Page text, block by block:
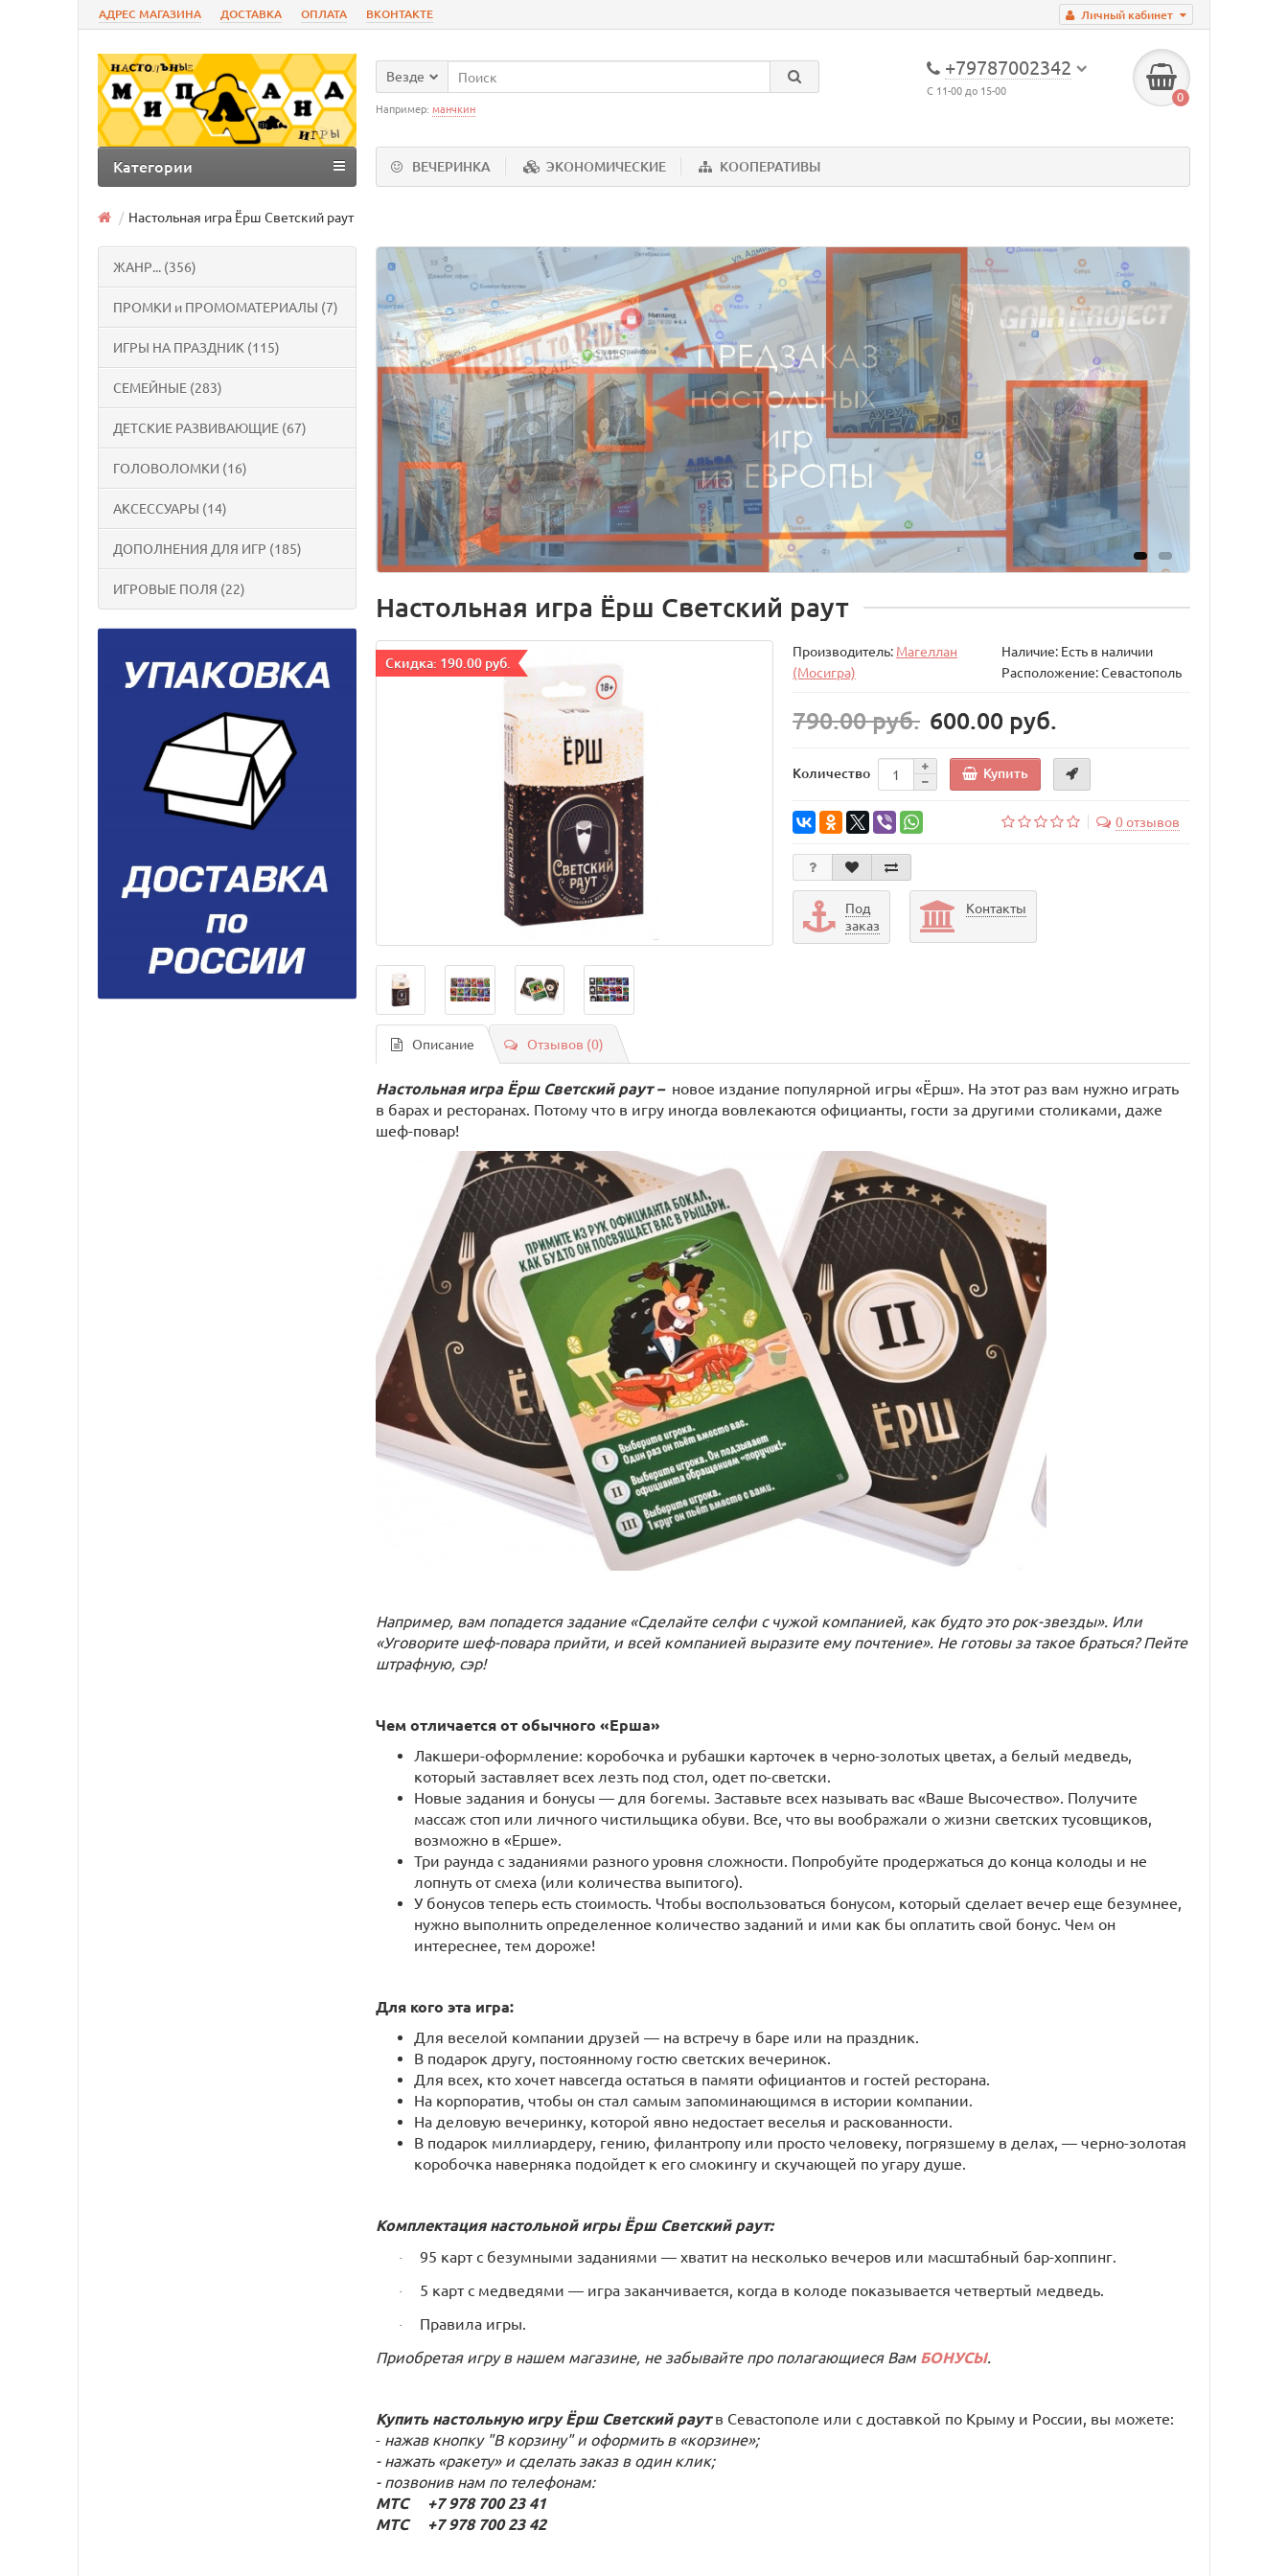
Личный кабинет
АДРЕС МАГАЗИНА ДОСТАВКА ОПЛАТА ВКОНТАКТЕ
+79787002342
С 11-00 до 15-00 0
Везде
Например: манчкин
ВЕЧЕРИНКА ЭКОНОМИЧЕСКИЕ КООПЕРАТИВЫ
Категории
Настольная игра Ёрш Светский раут
ЖАНР... (356)
ПРОМКИ и ПРОМОМАТЕРИАЛЫ (7)
ИГРЫ НА ПРАЗДНИК (115)
СЕМЕЙНЫЕ (283)
ДЕТСКИЕ РАЗВИВАЮЩИЕ (67)
ГОЛОВОЛОМКИ (16)
АКСЕССУАРЫ (14)
ДОПОЛНЕНИЯ ДЛЯ ИГР (185)
ИГРОВЫЕ ПОЛЯ (22)
Настольная игра Ёрш Светский раут
Cкидка: 190.00 руб.
Производитель: Магеллан
(Мосигра)
Наличие: Есть в наличии
Расположение: Севастополь
790.00 руб. 600.00 руб.
Количество Купить
0 отзывов
Под
заказ
Контакты
Описание Отзывов (0)
Настольная игра Ёрш Светский раут – новое издание популярной игры «Ёрш». На этот раз вам нужно играть
в барах и ресторанах. Потому что в игру иногда вовлекаются официанты, гости за другими столиками, даже
шеф-повар!
Например, вам попадется задание «Сделайте селфи с чужой компанией, как будто это рок-звезды». Или
«Уговорите шеф-повара прийти, и всей компанией выразите ему почтение». Не готовы за такое браться? Пейте
штрафную, сэр!
Чем отличается от обычного «Ерша»
Лакшери-оформление: коробочка и рубашки карточек в черно-золотых цветах, а белый медведь,
который заставляет всех лезть под стол, одет по-светски.
Новые задания и бонусы — для богемы. Заставьте всех называть вас «Ваше Высочество». Получите
массаж стоп или личного чистильщика обуви. Все, что вы воображали о жизни светских тусовщиков,
возможно в «Ерше».
Три раунда с заданиями разного уровня сложности. Попробуйте продержаться до конца колоды и не
лопнуть от смеха (или количества выпитого).
У бонусов теперь есть стоимость. Чтобы воспользоваться бонусом, который сделает вечер еще безумнее,
нужно выполнить определенное количество заданий и ими как бы оплатить свой бонус. Чем он
интереснее, тем дороже!
Для кого эта игра:
Для веселой компании друзей — на встречу в баре или на праздник.
В подарок другу, постоянному гостю светских вечеринок.
Для всех, кто хочет навсегда остаться в памяти официантов и гостей ресторана.
На корпоратив, чтобы он стал самым запоминающимся в истории компании.
На деловую вечеринку, которой явно недостает веселья и раскованности.
В подарок миллиардеру, гению, филантропу или просто человеку, погрязшему в делах, — черно-золотая
коробочка наверняка подойдет к его смокингу и скучающей по угару душе.
Комплектация настольной игры Ёрш Светский раут:
· 95 карт с безумными заданиями — хватит на несколько вечеров или масштабный бар-хоппинг.
· 5 карт с медведями — игра заканчивается, когда в колоде показывается четвертый медведь.
·
Правила игры.
Приобретая игру в нашем магазине, не забывайте про полагающиеся Вам БОНУСЫ.
Купить настольную игру Ёрш Светский раутв Севастополе или с доставкой по Крыму и России, вы можете:
- нажав кнопку "В корзину" и оформить в «корзине»;
- нажать «ракету» и сделать заказ в один клик;
- позвонив нам по телефонам:
МТС +7 978 700 23 41
МТС +7 978 700 23 42